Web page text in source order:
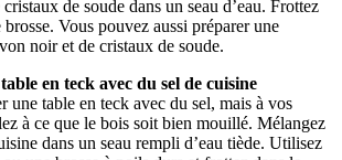
de soude dans un seau d’eau. Frottez
brosse. Vous pouvez aussi préparer une
noir et de cristaux de soude.
en teck avec du sel de cuisine
une table en teck avec du sel, mais à vos
à ce que le bois soit bien mouillé. Mélangez
dans un seau rempli d’eau tiède. Utilisez